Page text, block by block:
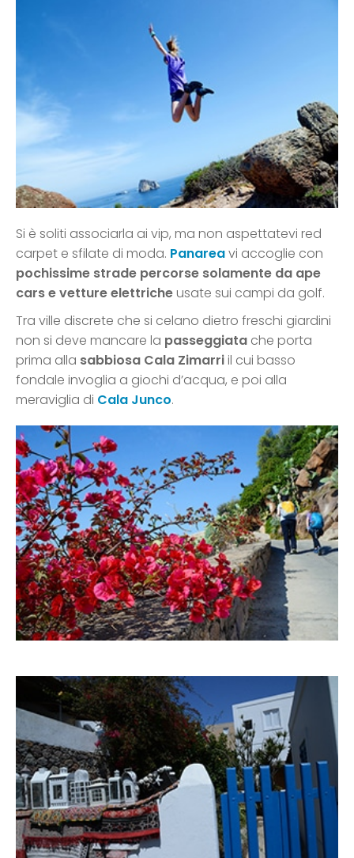
Si è soliti associarla ai vip, ma non aspettatevi red
carpet e sfilate di moda. Panareavi accoglie con
pochissime strade percorse solamente da ape
cars e vetture elettricheusate sui campi da golf.
Tra ville discrete che si celano dietro freschi giardini
non si deve mancare la passeggiata che porta
prima alla sabbiosa Cala Zimarriil cui basso
fondale invoglia a giochi d’acqua, e poi alla
meraviglia di Cala Junco.